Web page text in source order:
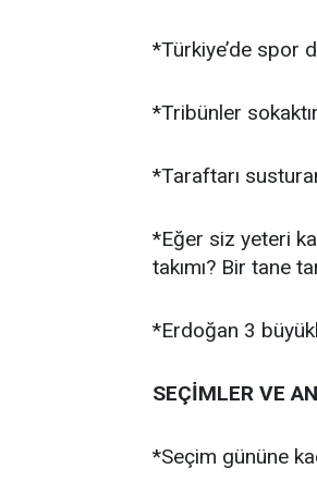
*Türkiye’de spor
*Tribünler
*Taraftarı
*Eğer siz yeteri
takımı? Bir tane
*Erdoğan 3
SEÇİMLER VE
*Seçim gününe